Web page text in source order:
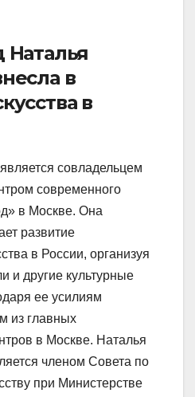
Наталья
в
в
совладельцем
современного
в Москве. Она
развитие
в России, организуя
и другие культурные
ее усилиям
из главных
в Москве. Наталья
членом Совета по
при Министерстве